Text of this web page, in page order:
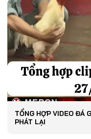
TỔNG HỢP VIDEO
PHÁT LẠI